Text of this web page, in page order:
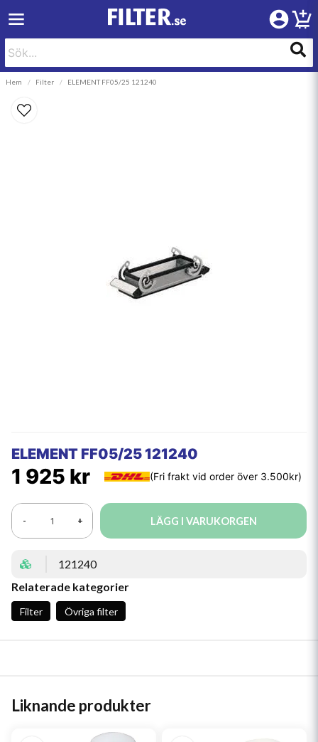
Hem Filter ELEMENT FF05/25 121240
ELEMENT FF05/25 121240
1 925 kr
- + LÄGG I VARUKORGEN
121240
Relaterade kategorier
Filter Övriga filter
Liknande produkter